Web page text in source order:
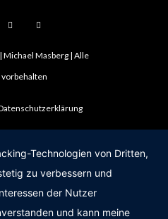
Masberg | Alle
vorbehalten
Technologien von Dritten,
zu verbessern und
der Nutzer
und kann meine